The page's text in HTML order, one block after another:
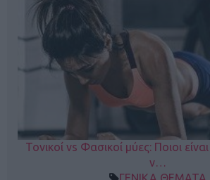
Τονικοί vs Φασικοί μύες: Ποιοι είναι
ν…